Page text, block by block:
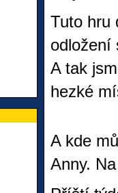
Tuto hru
odložení
A tak
hezké
A kde
Anny.